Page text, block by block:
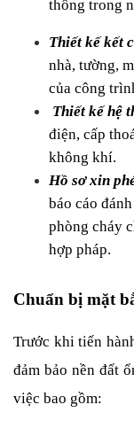
thông trong
Thiết kế kết
nhà, tường,
của công
Thiết kế hệ
điện, cấp
không khí.
Hồ sơ xin
báo cáo
phòng cháy
hợp pháp.
Chuẩn bị mặt
Trước khi tiến
đảm bảo nền đất
việc bao gồm: